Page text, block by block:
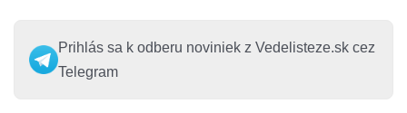
Prihlás sa k odberu noviniek z Vedelisteze.sk cez
Telegram